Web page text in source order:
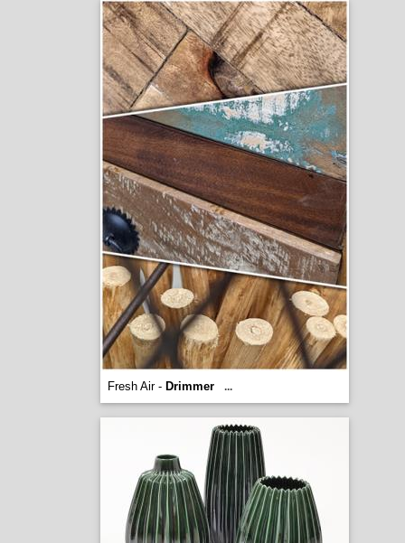
Fresh Air - Drimmer ...